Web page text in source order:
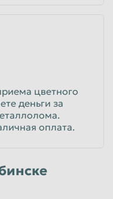
цветного
деньги за
оплата.